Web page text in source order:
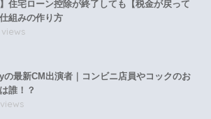
】住宅ローン控除が終了しても【税金が戻って
組みの作り方
の最新CM出演者｜コンビニ店員やコックのお
誰！？